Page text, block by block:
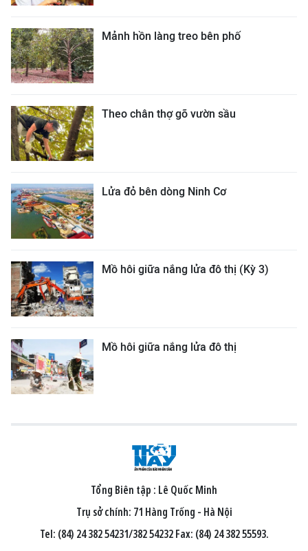
Mảnh hồn làng treo bên phố
Theo chân thợ gõ vườn sầu
Lửa đỏ bên dòng Ninh Cơ
Mồ hôi giữa nắng lửa đô thị (Kỳ 3)
Mồ hôi giữa nắng lửa đô thị
Tổng Biên tập : Lê Quốc Minh
Trụ sở chính: 71 Hàng Trống - Hà Nội
Tel: (84) 24 382 54231/382 54232 Fax: (84) 24 382 55593.